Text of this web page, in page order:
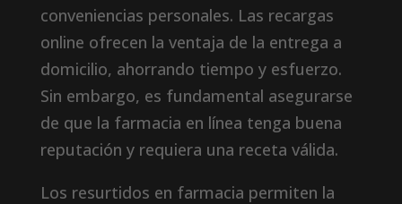
conveniencias personales. Las recargas
online ofrecen la ventaja de la entrega a
domicilio, ahorrando tiempo y esfuerzo.
Sin embargo, es fundamental asegurarse
de que la farmacia en línea tenga buena
reputación y requiera una receta válida.
Los resurtidos en farmacia permiten la